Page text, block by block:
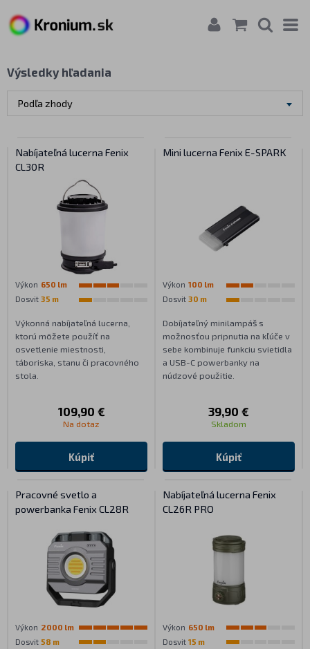
Výsledky hľadania
Podľa zhody
Nabíjateľná lucerna Fenix
CL30R
Výkon 650 lm
Dosvit 35 m
Výkonná nabíjateľná lucerna,
ktorú môžete použíť na
osvetlenie miestnosti,
táboriska, stanu či pracovného
stola.
109,90 €
Na dotaz
Kúpiť
Mini lucerna Fenix E-SPARK
Výkon 100 lm
Dosvit 30 m
Dobíjateľný minilampáš s
možnosťou pripnutia na kľúče v
sebe kombinuje funkciu svietidla
a USB-C powerbanky na
núdzové použitie.
39,90 €
Skladom
Kúpiť
Pracovné svetlo a
powerbanka Fenix CL28R
Výkon 2000 lm
Dosvit 58 m
Nabíjateľná lucerna Fenix
CL26R PRO
Výkon 650 lm
Dosvit 15 m